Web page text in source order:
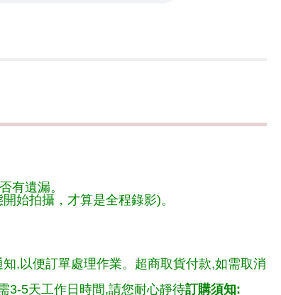
有遺漏。
始拍攝，才算是全程錄影)。
,以便訂單處理作業。超商取貨付款,如需取消
3-5天工作日時間,請您耐心靜待訂購須知: